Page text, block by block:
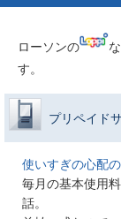
ローソンの
す。
プリペイド
使いすぎの心配
毎月の基本使用
話。